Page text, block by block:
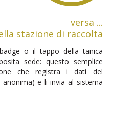
versa ...
stazione di raccolta
o il tappo della tanica
sede: questo semplice
che registra i dati del
e li invia al sistema